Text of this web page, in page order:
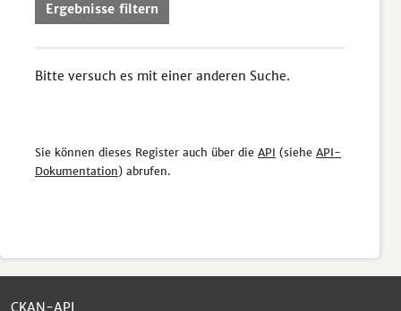
Ergebnisse filtern
Bitte versuch es mit einer anderen Suche.
Sie können dieses Register auch über die API (siehe API-
Dokumentation) abrufen.
CKAN-API